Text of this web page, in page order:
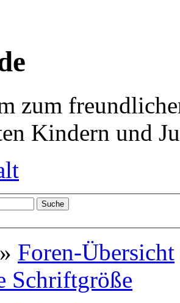
zum
Kindern und
» Foren-Übersicht
Schriftgröße